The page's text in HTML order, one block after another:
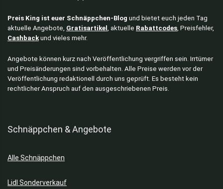
Preis King ist euer Schnäppchen-Blog und bietet euch jeden Tag
aktuelle Angebote, Gratisartikel , aktuelle Rabattcodes, Preisfehler,
Cashbackund vieles mehr.
Angebote können kurz nach Veröffentlichung vergriffen sein. Irrtümer
und Preisänderungen sind vorbehalten. Alle Preise werden vor der
Veröffentlichung redaktionell durch uns geprüft. Es besteht kein
rechtlicher Anspruch auf den ausgeschriebenen Preis.
Schnäppchen & Angebote
Alle Schnäppchen
Lidl Sonderverkauf